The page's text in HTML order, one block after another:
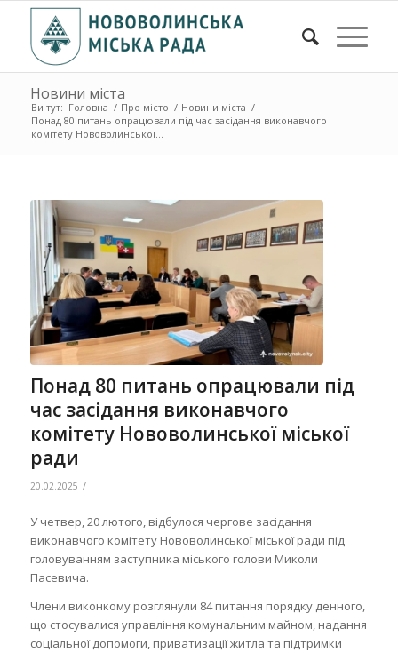
Новини міста
Ви тут: Головна / Про місто / Новини міста /
Понад 80 питань опрацювали під час засідання виконавчого
комітету Нововолинської...
Понад 80 питань опрацювали під
час засідання виконавчого
комітету Нововолинської міської
ради
20.02.2025 /
У четвер, 20 лютого, відбулося чергове засідання
виконавчого комітету Нововолинської міської ради під
головуванням заступника міського голови Миколи
Пасевича.
Члени виконкому розглянули 84 питання порядку денного,
що стосувалися управління комунальним майном, надання
соціальної допомоги, приватизації житла та підтримки